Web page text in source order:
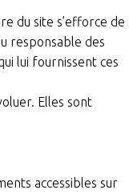
du site s’efforce de
responsable des
lui fournissent ces
Elles sont
accessibles sur